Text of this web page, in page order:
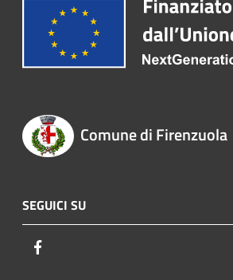
Comune di Firenzuola
SEGUICI SU